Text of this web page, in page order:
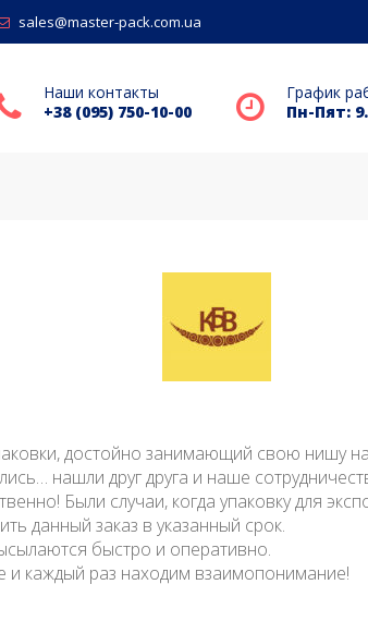
sales@master-pack.com.ua
Наши контакты
+38 (095) 750-10-00
График
Пн-Пят:
достойно занимающий свою нишу
нашли друг друга и наше
Были случаи, когда упаковку для
данный заказ в указанный срок.
быстро и оперативно.
каждый раз находим взаимопонимание!